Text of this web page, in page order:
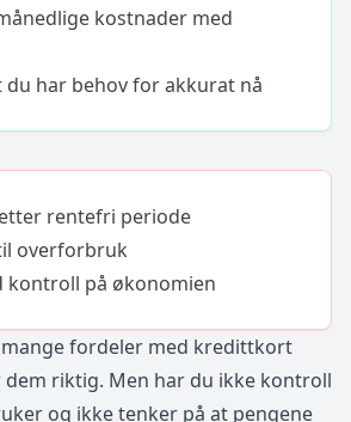
kostnader med
du har behov for akkurat nå
rentefri periode
overforbruk
kontroll på økonomien
fordeler med kredittkort
riktig. Men har du ikke kontroll
og ikke tenker på at pengene